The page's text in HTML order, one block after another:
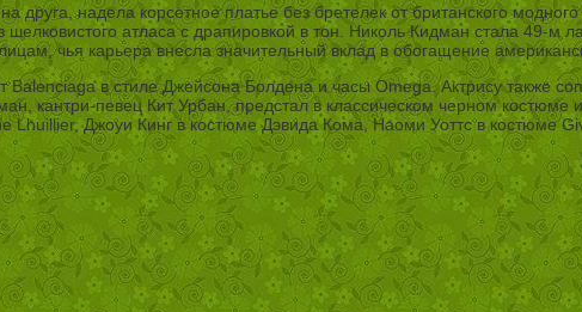
надела корсетное платье без бретелек от британского
шелковистого атласа с драпировкой в тон. Николь Кидман стала 49-
чья карьера внесла значительный вклад в обогащение
в стиле Джейсона Болдена и часы Omega. Актрису также
кантри-певец Кит Урбан, предстал в классическом черном
Lhuillier, Джоуи Кинг в костюме Дэвида Кома, Наоми Уоттс в костюме